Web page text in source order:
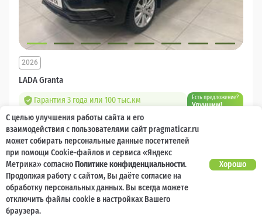
LADA Granta
2026
Гарантия 3 года или 100 тыс.км Есть предложение?
Улучшим!
Ваш кешбек
1 218 000 ₽
904 400₽
Бензин Механическая
С целью улучшения работы сайта и его
взаимодействия с пользователями сайт pragmaticar.ru
может собирать персональные данные посетителей
при помощи Cookie-файлов и сервиса «Яндекс
Метрика» согласноПолитике конфиденциальности.
Продолжая работу с сайтом, Вы даёте согласие на
обработку персональных данных. Вы всегда можете
отключить файлы cookie в настройках Вашего
браузера.
Хорошо